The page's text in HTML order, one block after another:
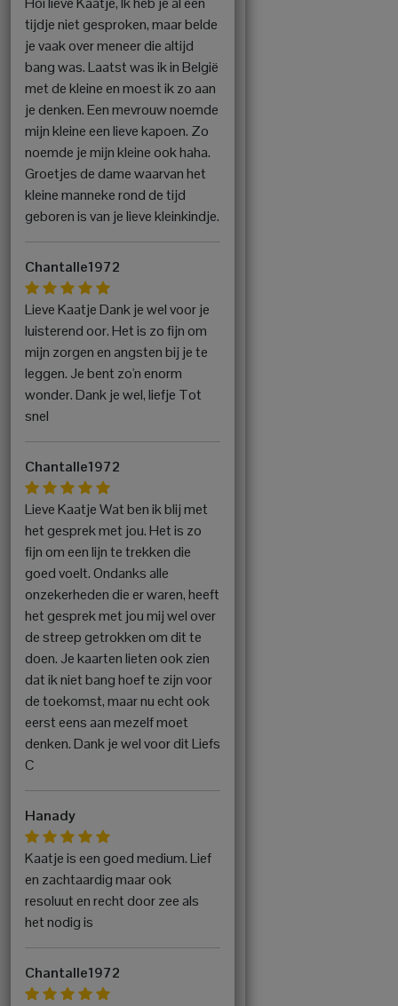
tijdje niet gesproken, maar belde
je vaak over meneer die altijd
bang was. Laatst was ik in België
met de kleine en moest ik zo aan
je denken. Een mevrouw noemde
mijn kleine een lieve kapoen. Zo
noemde je mijn kleine ook haha.
Groetjes de dame waarvan het
kleine manneke rond de tijd
geboren is van je lieve kleinkindje.
Chantalle1972
Lieve Kaatje Dank je wel voor je
luisterend oor. Het is zo fijn om
mijn zorgen en angsten bij je te
leggen. Je bent zo'n enorm
wonder. Dank je wel, liefje Tot
snel
Chantalle1972
Lieve Kaatje Wat ben ik blij met
het gesprek met jou. Het is zo
fijn om een lijn te trekken die
goed voelt. Ondanks alle
onzekerheden die er waren, heeft
het gesprek met jou mij wel over
de streep getrokken om dit te
doen. Je kaarten lieten ook zien
dat ik niet bang hoef te zijn voor
de toekomst, maar nu echt ook
eerst eens aan mezelf moet
denken. Dank je wel voor dit Liefs
C
Hanady
Kaatje is een goed medium. Lief
en zachtaardig maar ook
resoluut en recht door zee als
het nodig is
Chantalle1972